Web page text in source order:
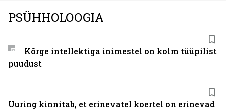
PSÜHHOLOOGIA
Kõrge intellektiga inimestel on kolm tüüpilist
puudust
Uuring kinnitab, et erinevatel koertel on erinevad